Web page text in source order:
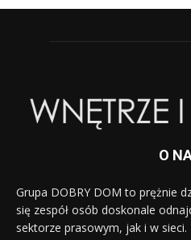
O
Grupa DOBRY DOM to prężnie
się zespół osób doskonale
sektorze prasowym, jak i w sieci.